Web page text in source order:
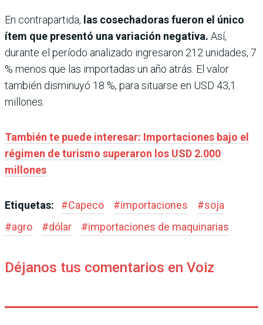
En contrapartida, las cosechadoras fueron el único
ítem que presentó una variación negativa. Así,
durante el período analizado ingresaron 212 unidades, 7
% menos que las importadas un año atrás. El valor
también disminuyó 18 %, para situarse en USD 43,1
millones.
También te puede interesar: Importaciones bajo el
régimen de turismo superaron los USD 2.000
millones
Etiquetas: #Capeco #importaciones #soja
#agro #dólar #importaciones de maquinarias
Déjanos tus comentarios en Voiz